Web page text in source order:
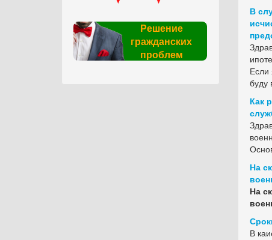
Решение
гражданских
проблем
В
Если
буду
Как
На
На
В